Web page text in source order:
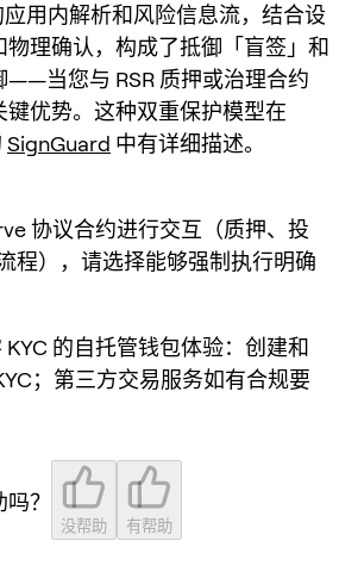
用内解析和风险信息流，结合设
理确认，构成了抵御「盲签」和
——当您与 RSR 质押或治理合约
优势。这种双重保护模型在
SignGuard 中有详细描述。
协议合约进行交互（质押、投
程），请选择能够强制执行明确
的自托管钱包体验：创建和
；第三方交易服务如有合规要
？
没帮助 有帮助